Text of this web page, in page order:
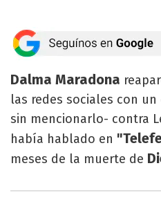
Dalma Maradona
las redes sociales con
sin mencionarlo- contra
había hablado en
meses de la muerte de